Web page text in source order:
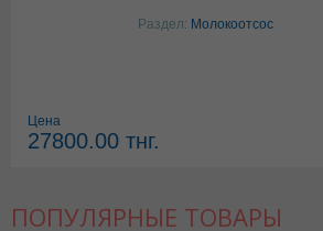
Раздел: Молокоотсос
Цена
27800.00 тнг.
ПОПУЛЯРНЫЕ ТОВАРЫ